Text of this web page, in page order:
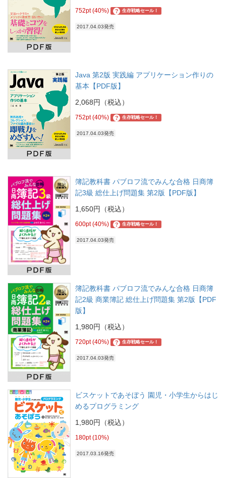
752pt (40%) ? 生存戦略セール！
2017.04.03発売
Java 第2版 実践編 アプリケーション作りの
基本【PDF版】
2,068円（税込）
752pt (40%) ? 生存戦略セール！
2017.04.03発売
簿記教科書 パブロフ流でみんな合格 日商簿
記3級 総仕上げ問題集 第2版【PDF版】
1,650円（税込）
600pt (40%) ? 生存戦略セール！
2017.04.03発売
簿記教科書 パブロフ流でみんな合格 日商簿
記2級 商業簿記 総仕上げ問題集 第2版【PDF
版】
1,980円（税込）
720pt (40%) ? 生存戦略セール！
2017.04.03発売
ビスケットであそぼう 園児・小学生からはじ
めるプログラミング
1,980円（税込）
180pt (10%)
2017.03.16発売